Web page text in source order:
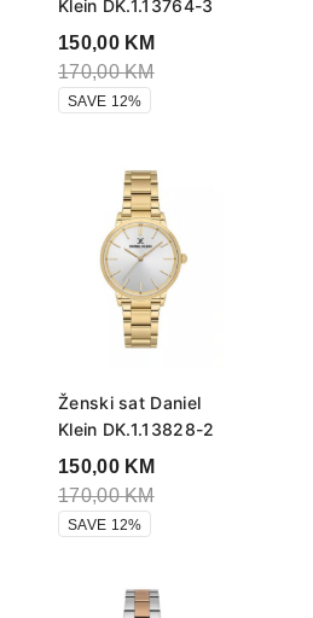
Klein DK.1.13764-3
150,00 KM
170,00KM
SAVE 12%
Ženski sat Daniel
Klein DK.1.13828-2
150,00 KM
170,00KM
SAVE 12%